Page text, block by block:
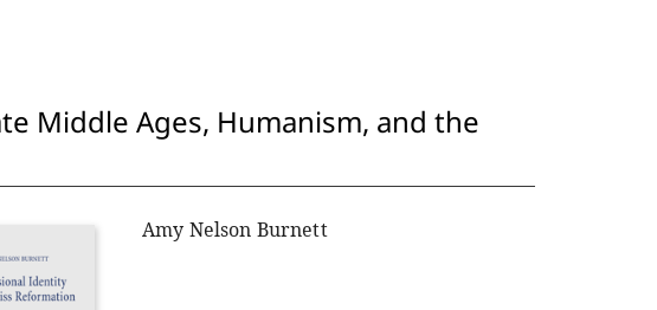
Middle Ages, Humanism, and the
Amy Nelson Burnett